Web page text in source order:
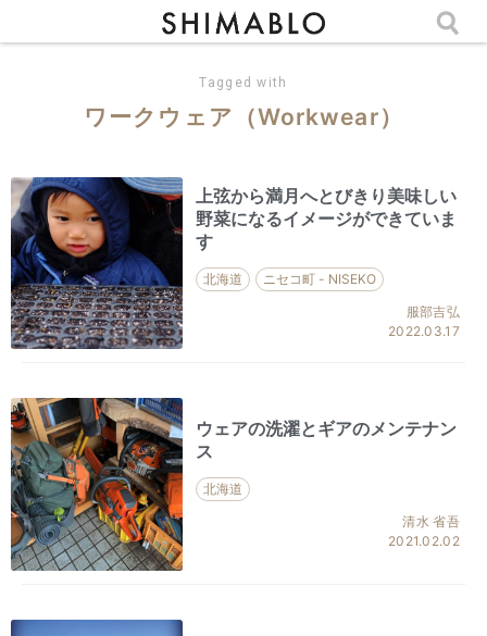
Tagged with
ワークウェア（Workwear）
上弦から満月へとびきり美味しい
野菜になるイメージができていま
す
北海道
ニセコ町 - NISEKO
服部吉弘
2022.03.17
ウェアの洗濯とギアのメンテナン
ス
北海道
清水 省吾
2021.02.02